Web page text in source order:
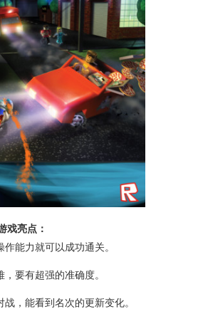
戏亮点：
能力就可以成功通关。
要有超强的准确度。
，能看到名次的更新变化。